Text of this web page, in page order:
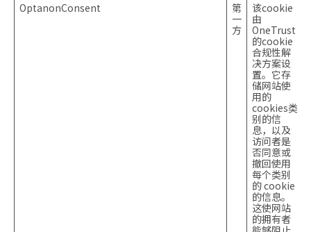
OptanonConsent
第
一
方
该cookie
由
OneTrust
的cookie
合规性解
决方案设
置。它存
储网站使
用的
cookies类
别的信
息，以及
访问者是
否同意或
撤回使用
每个类别
的 cookie
的信息。
这使网站
的拥有者